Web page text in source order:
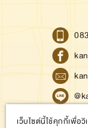
เว็บไซต์นี้ใช้คุกกี้เพื่อวิ